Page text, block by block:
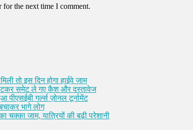
for the next time I comment.
तो इस दिन होगा हाईवे जाम
समेट ले गए कैश और दस्तावेज
पीएसईबी गर्ल्स ज़ोनल टूर्नामेंट
भागे लोग
जाम, यात्रियों की बढ़ी परेशानी